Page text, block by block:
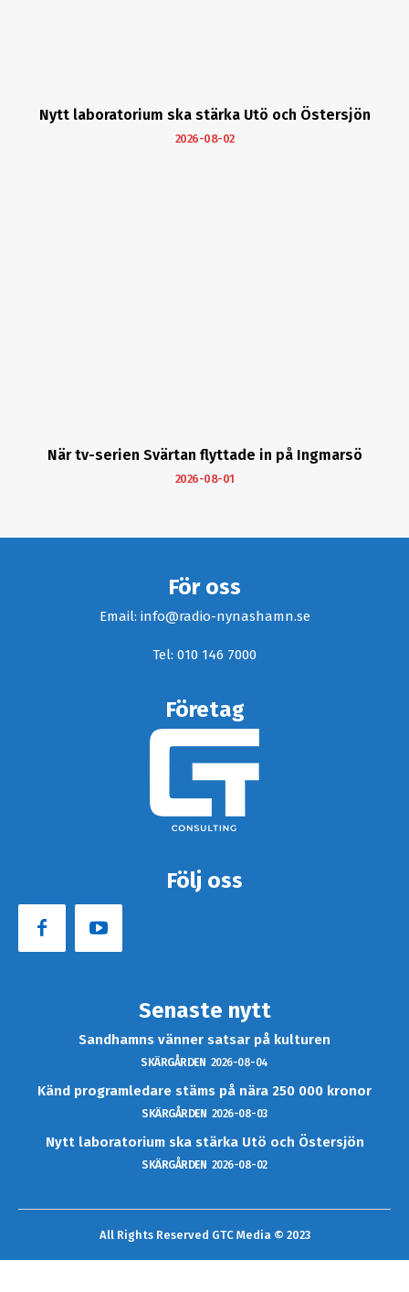
Nytt laboratorium ska stärka Utö och Östersjön
2026-08-02
När tv-serien Svärtan flyttade in på Ingmarsö
2026-08-01
För oss
Email: info@radio-nynashamn.se
Tel: 010 146 7000
Företag
Följ oss
Senaste nytt
Sandhamns vänner satsar på kulturen
SKÄRGÅRDEN 2026-08-04
Känd programledare stäms på nära 250 000 kronor
SKÄRGÅRDEN 2026-08-03
Nytt laboratorium ska stärka Utö och Östersjön
SKÄRGÅRDEN 2026-08-02
All Rights Reserved GTC Media © 2023